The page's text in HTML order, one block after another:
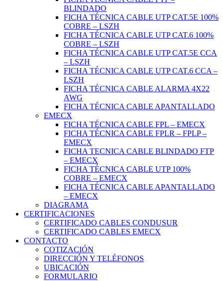
BLINDADO
FICHA TÉCNICA CABLE UTP CAT.5E 100%
COBRE – LSZH
FICHA TÉCNICA CABLE UTP CAT.6 100%
COBRE – LSZH
FICHA TÉCNICA CABLE UTP CAT.5E CCA
– LSZH
FICHA TÉCNICA CABLE UTP CAT.6 CCA –
LSZH
FICHA TÉCNICA CABLE ALARMA 4X22
AWG
FICHA TÉCNICA CABLE APANTALLADO
EMECX
FICHA TÉCNICA CABLE FPL – EMECX
FICHA TÉCNICA CABLE FPLR – FPLP –
EMECX
FICHA TECNICA CABLE BLINDADO FTP
– EMECX
FICHA TÉCNICA CABLE UTP 100%
COBRE – EMECX
FICHA TÉCNICA CABLE APANTALLADO
– EMECX
DIAGRAMA
CERTIFICACIONES
CERTIFICADO CABLES CONDUSUR
CERTIFICADO CABLES EMECX
CONTACTO
COTIZACIÓN
DIRECCIÓN Y TELÉFONOS
UBICACIÓN
FORMULARIO